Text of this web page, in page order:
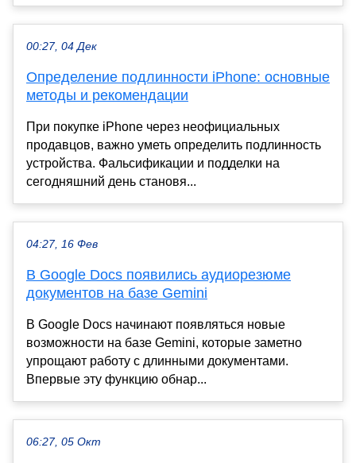
00:27, 04 Дек
Определение подлинности iPhone: основные
методы и рекомендации
При покупке iPhone через неофициальных
продавцов, важно уметь определить подлинность
устройства. Фальсификации и подделки на
сегодняшний день становя...
04:27, 16 Фев
В Google Docs появились аудиорезюме
документов на базе Gemini
В Google Docs начинают появляться новые
возможности на базе Gemini, которые заметно
упрощают работу с длинными документами.
Впервые эту функцию обнар...
06:27, 05 Окт